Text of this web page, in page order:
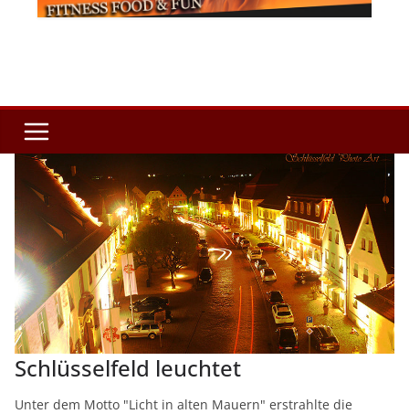
Schlüsselfeld leuchtet
Unter dem Motto "Licht in alten Mauern" erstrahlte die